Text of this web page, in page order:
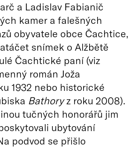
a Ladislav Fabianič
kamer a falešných
obyvatele obce Čachtice,
snímek o Alžbětě
Čachtické paní (viz
román Joža
1932 nebo historické
Bathoryz roku 2008).
tučných honorářů jim
ubytování
podvod se přišlo